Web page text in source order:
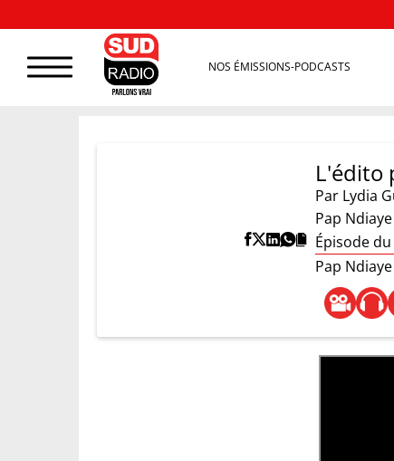
NOS ÉMISSIONS-PODCASTS
L'édito
Par Lydia
Pap
Épisode
Pap